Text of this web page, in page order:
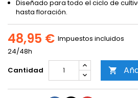
Diseñado para todo el ciclo de
hasta floración.
48,95 € Impuestos incluidos
24/48h
Cantidad
